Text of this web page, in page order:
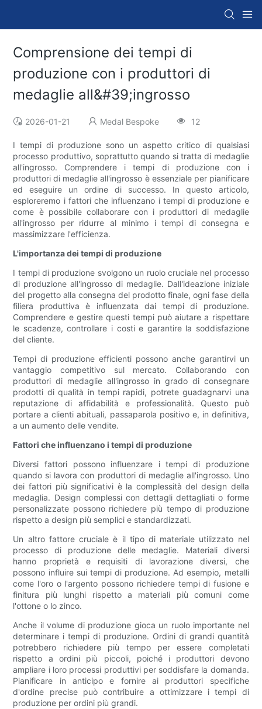
Comprensione dei tempi di
produzione con i produttori di
medaglie all&#39;ingrosso
2026-01-21 Medal Bespoke 12
I tempi di produzione sono un aspetto critico di qualsiasi
processo produttivo, soprattutto quando si tratta di medaglie
all'ingrosso. Comprendere i tempi di produzione con i
produttori di medaglie all'ingrosso è essenziale per pianificare
ed eseguire un ordine di successo. In questo articolo,
esploreremo i fattori che influenzano i tempi di produzione e
come è possibile collaborare con i produttori di medaglie
all'ingrosso per ridurre al minimo i tempi di consegna e
massimizzare l'efficienza.
L'importanza dei tempi di produzione
I tempi di produzione svolgono un ruolo cruciale nel processo
di produzione all'ingrosso di medaglie. Dall'ideazione iniziale
del progetto alla consegna del prodotto finale, ogni fase della
filiera produttiva è influenzata dai tempi di produzione.
Comprendere e gestire questi tempi può aiutare a rispettare
le scadenze, controllare i costi e garantire la soddisfazione
del cliente.
Tempi di produzione efficienti possono anche garantirvi un
vantaggio competitivo sul mercato. Collaborando con
produttori di medaglie all'ingrosso in grado di consegnare
prodotti di qualità in tempi rapidi, potrete guadagnarvi una
reputazione di affidabilità e professionalità. Questo può
portare a clienti abituali, passaparola positivo e, in definitiva,
a un aumento delle vendite.
Fattori che influenzano i tempi di produzione
Diversi fattori possono influenzare i tempi di produzione
quando si lavora con produttori di medaglie all'ingrosso. Uno
dei fattori più significativi è la complessità del design della
medaglia. Design complessi con dettagli dettagliati o forme
personalizzate possono richiedere più tempo di produzione
rispetto a design più semplici e standardizzati.
Un altro fattore cruciale è il tipo di materiale utilizzato nel
processo di produzione delle medaglie. Materiali diversi
hanno proprietà e requisiti di lavorazione diversi, che
possono influire sui tempi di produzione. Ad esempio, metalli
come l'oro o l'argento possono richiedere tempi di fusione e
finitura più lunghi rispetto a materiali più comuni come
l'ottone o lo zinco.
Anche il volume di produzione gioca un ruolo importante nel
determinare i tempi di produzione. Ordini di grandi quantità
potrebbero richiedere più tempo per essere completati
rispetto a ordini più piccoli, poiché i produttori devono
ampliare i loro processi produttivi per soddisfare la domanda.
Pianificare in anticipo e fornire ai produttori specifiche
d'ordine precise può contribuire a ottimizzare i tempi di
produzione per ordini più grandi.